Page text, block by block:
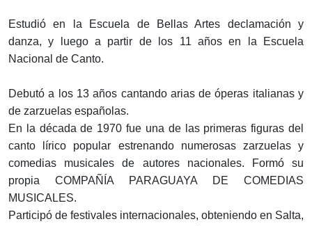
Estudió en la Escuela de Bellas Artes declamación y
danza, y luego a partir de los 11 años en la Escuela
Nacional de Canto.
Debutó a los 13 años cantando arias de óperas italianas y
de zarzuelas españolas.
En la década de 1970 fue una de las primeras figuras del
canto lírico popular estrenando numerosas zarzuelas y
comedias musicales de autores nacionales. Formó su
propia COMPAÑÍA PARAGUAYA DE COMEDIAS
MUSICALES.
Participó de festivales internacionales, obteniendo en Salta,